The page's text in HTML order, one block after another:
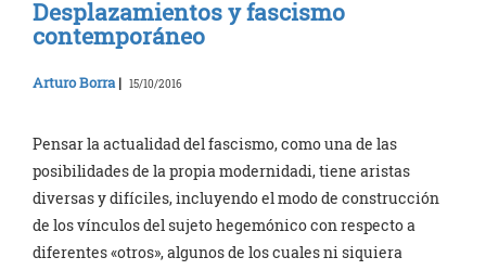
Desplazamientos y fascismo
contemporáneo
Arturo Borra | 15/10/2016
Pensar la actualidad del fascismo, como una de las
posibilidades de la propia modernidadi, tiene aristas
diversas y difíciles, incluyendo el modo de construcción
de los vínculos del sujeto hegemónico con respecto a
diferentes «otros», algunos de los cuales ni siquiera